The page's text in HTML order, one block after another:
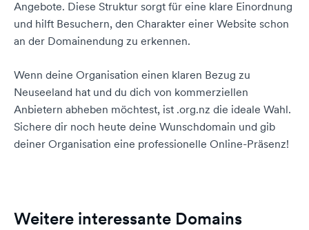
Angebote. Diese Struktur sorgt für eine klare Einordnung
und hilft Besuchern, den Charakter einer Website schon
an der Domainendung zu erkennen.
Wenn deine Organisation einen klaren Bezug zu
Neuseeland hat und du dich von kommerziellen
Anbietern abheben möchtest, ist .org.nz die ideale Wahl.
Sichere dir noch heute deine Wunschdomain und gib
deiner Organisation eine professionelle Online-Präsenz!
Weitere interessante Domains